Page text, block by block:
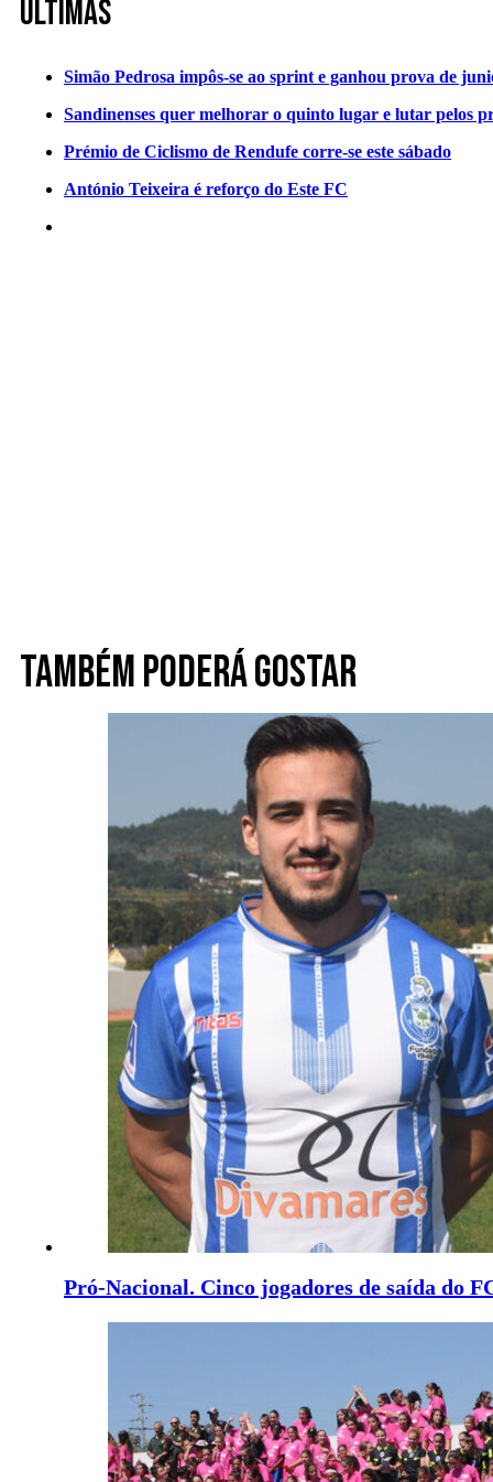
Últimas
Simão Pedrosa impôs-se ao sprint e ganhou prova de
Sandinenses quer melhorar o quinto lugar e lutar pelos
Prémio de Ciclismo de Rendufe corre-se este sábado
António Teixeira é reforço do Este FC
Também poderá gostar
Pró-Nacional. Cinco jogadores de saída do